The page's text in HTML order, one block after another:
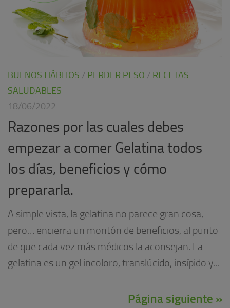
BUENOS HÁBITOS / PERDER PESO / RECETAS
SALUDABLES
18/06/2022
Razones por las cuales debes
empezar a comer Gelatina todos
los días, beneficios y cómo
prepararla.
A simple vista, la gelatina no parece gran cosa,
pero… encierra un montón de beneficios, al punto
de que cada vez más médicos la aconsejan. La
gelatina es un gel incoloro, translúcido, insípido y...
Página siguiente »